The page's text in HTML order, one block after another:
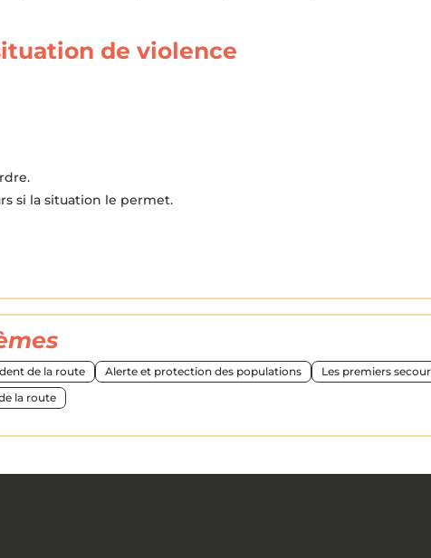
de violence
si la situation le permet.
de la route Alerte et protection des populations
Les premiers
la route